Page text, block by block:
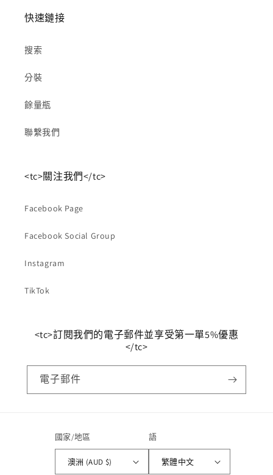
快速鏈接
搜索
分裝
餘量瓶
聯繫我們
<tc>關注我們</tc>
Facebook Page
Facebook Social Group
Instagram
TikTok
<tc>訂閱我們的電子郵件並享受第一單5%優惠
</tc>
電子郵件
國家/地區
澳洲 (AUD $)
語
繁體中文